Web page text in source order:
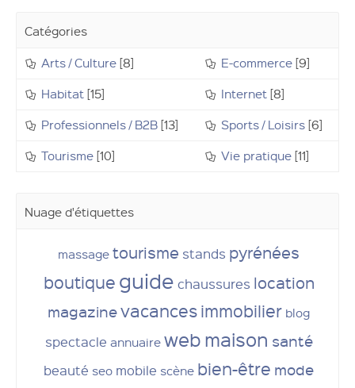
Catégories
Arts / Culture [8] E-commerce [9]
Habitat [15] Internet [8]
Professionnels / B2B [13] Sports / Loisirs [6]
Tourisme [10] Vie pratique [11]
Nuage d'étiquettes
massage tourisme stands pyrénées
boutique guide chaussures location
magazinevacancesimmobilier blog
spectacle annuaire webmaison santé
beauté seo mobile scène bien-être mode